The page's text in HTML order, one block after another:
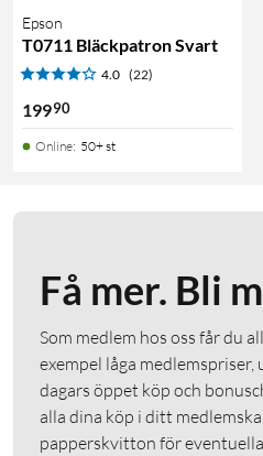
Epson
T0711 Bläckpatron Svart
4.0 (22)
19990
Online: 50+ st
Få mer. Bli
Som medlem hos oss får du
exempel låga medlemspriser,
dagars öppet köp och
alla dina köp i ditt
papperskvitton för